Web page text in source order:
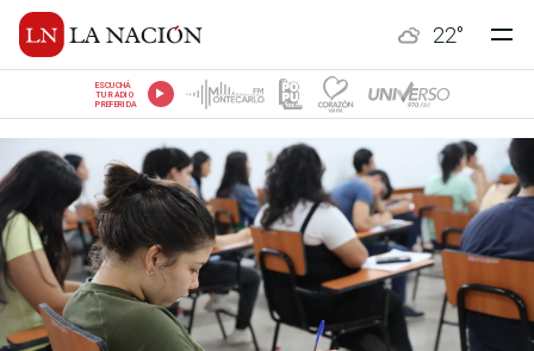
22°
ESCUCHÁ
TU RADIO
PREFERIDA